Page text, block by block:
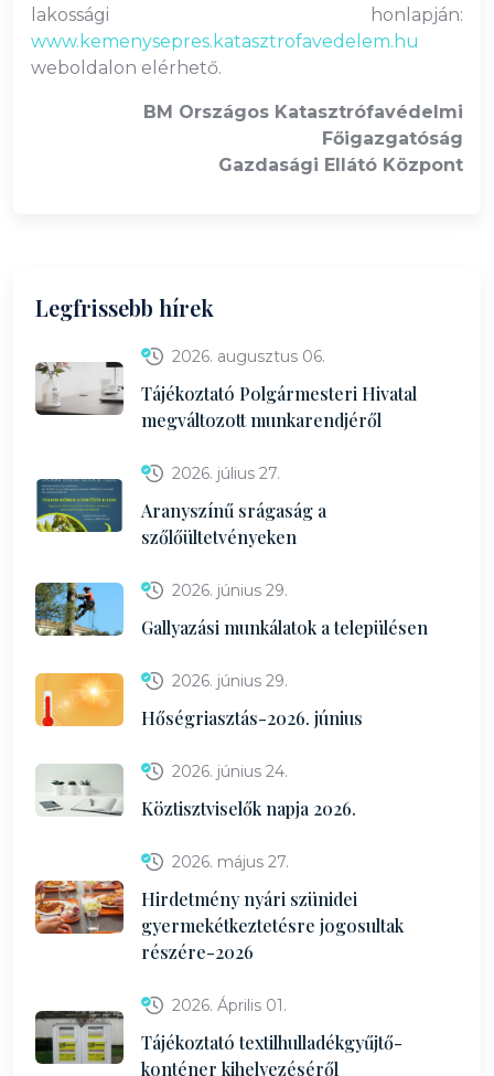
lakossági honlapján:
www.kemenysepres.katasztrofavedelem.hu
weboldalon elérhető.
BM Országos Katasztrófavédelmi
Főigazgatóság
Gazdasági Ellátó Központ
Legfrissebb hírek
2026. augusztus 06.
Tájékoztató Polgármesteri Hivatal
megváltozott munkarendjéről
2026. július 27.
Aranyszínű srágaság a
szőlőültetvényeken
2026. június 29.
Gallyazási munkálatok a településen
2026. június 29.
Hőségriasztás-2026. június
2026. június 24.
Köztisztviselők napja 2026.
2026. május 27.
Hirdetmény nyári szünidei
gyermekétkeztetésre jogosultak
részére-2026
2026. Április 01.
Tájékoztató textilhulladékgyűjtő-
konténer kihelyezéséről